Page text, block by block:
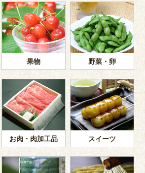
果物 野菜・卵
お肉・肉加工品 スイーツ